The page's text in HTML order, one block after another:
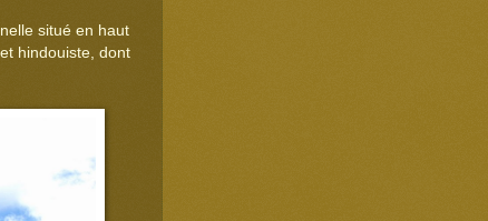
situé en haut
hindouiste, dont